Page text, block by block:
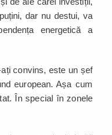
dar nu destui, va
energetică a
convins, este un șef
european. Așa cum
În special în zonele